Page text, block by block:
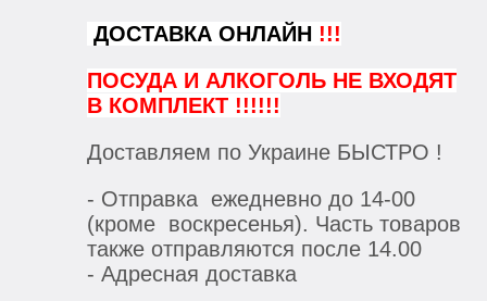
ДОСТАВКА ОНЛАЙН !!!
ПОСУДА И АЛКОГОЛЬ НЕ ВХОДЯТ
В КОМПЛЕКТ !!!!!!
Доставляем по Украине БЫСТРО !
- Отправка ежедневно до 14-00
(кроме воскресенья). Часть товаров
также отправляются после 14.00
- Адресная доставка